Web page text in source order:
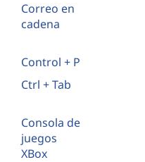
Correo en
cadena
Control + P
Ctrl + Tab
Consola de
juegos
XBox